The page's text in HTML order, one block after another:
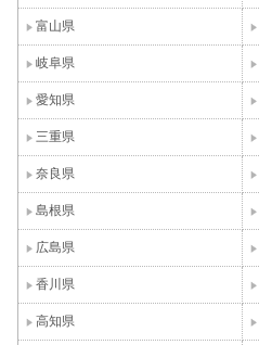
富山県
岐阜県
愛知県
三重県
奈良県
島根県
広島県
香川県
高知県